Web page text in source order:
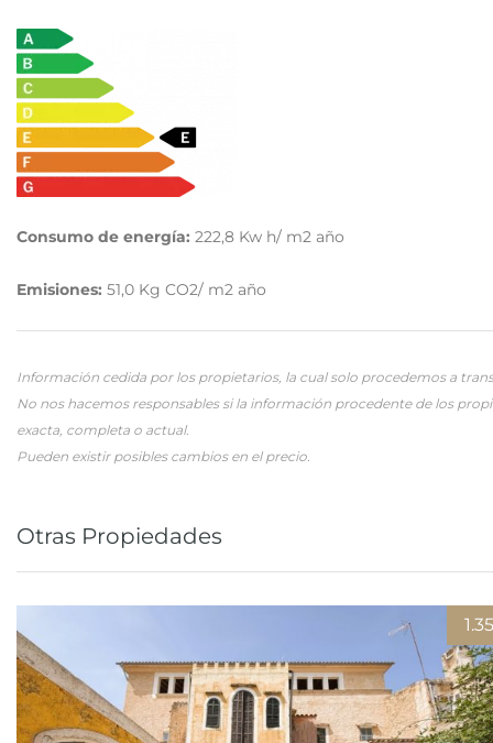
Consumo de energía: 222,8 Kw h/ m2 año
Emisiones: 51,0 Kg CO2/ m2 año
Información cedida por los propietarios, la cual solo procedemos a
No nos hacemos responsables si la información procedente de los
exacta, completa o actual.
Pueden existir posibles cambios en el precio.
Otras Propiedades